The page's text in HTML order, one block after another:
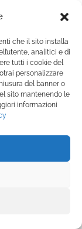
che il sito installa
analitici e di
tutti i cookie del
personalizzare
del banner o
sito mantenendo le
informazioni
ETS